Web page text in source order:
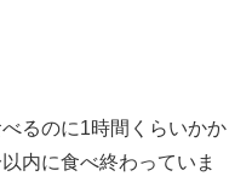
るのに1時間くらいかか
内に食べ終わっていま